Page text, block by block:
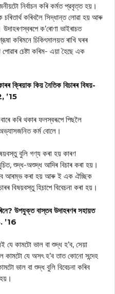
নির্বাচন কৰি কৰ্মত প্রবৃত্ত হয়।
চৰিতার্থ কৰিবলৈ সিদ্ধান্ত লোৱা হয় আৰু
উদাহৰণস্বৰপে ক’ৰোণা ভাইৰাচত
কৰিমনে চিকিৎসালয়ত ৰাখি ঘৰৰ
চেষ্টা কৰিম- এয়া হৈছে এক
ক্ৰিয়াক কিয় নৈতিক বিচাৰৰ বিষয়-
’15
কৰি থকাৰ ফলস্বৰূপে পিছলৈ
কর্ম বোলে।
বুলি গণ্য কৰা হয় কাৰণ
শুদ্ধ-অশুদ্ধ আদিৰ বিচাৰ কৰা হয়।
আৰম্ভ কৰা হয় আৰু ই এক ঐচ্ছিক
বিষয়বস্তু হিচাপে বিবেচনা কৰা হয়।
উপযুক্ত বাস্তব উদাহৰণৰ সহায়ত
’16
যে কামটো ভাল বা শুদ্ধ হ’ব, সেয়া
কামটো যে অসৎ হ’ব তাত কোনো সন্দেহ
ভাল বা শুদ্ধ বুলি বিবেচনা কৰিব